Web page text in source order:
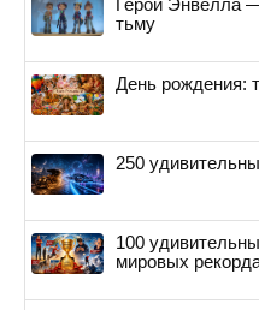
Герои Энвелла
тьму
День рождения:
250
100
мировых